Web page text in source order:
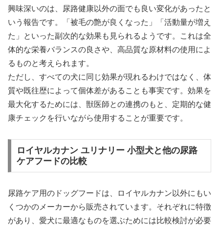
興味深いのは、尿路健康以外の面でも良い変化があったと
いう報告です。「被毛の艶が良くなった」「活動量が増え
た」といった副次的な効果も見られるようです。これは全
体的な栄養バランスの良さや、高品質な原材料の使用によ
るものと考えられます。
ただし、すべての犬に同じ効果が現れるわけではなく、体
質や既往歴によって個体差があることも事実です。効果を
最大化するためには、獣医師との連携のもと、定期的な健
康チェックを行いながら使用することが重要です。
ロイヤルカナン ユリナリー 小型犬と他の尿路
ケアフードの比較
尿路ケア用のドッグフードは、ロイヤルカナン以外にもい
くつかのメーカーから販売されています。それぞれに特徴
があり、愛犬に最適なものを選ぶためには比較検討が必要